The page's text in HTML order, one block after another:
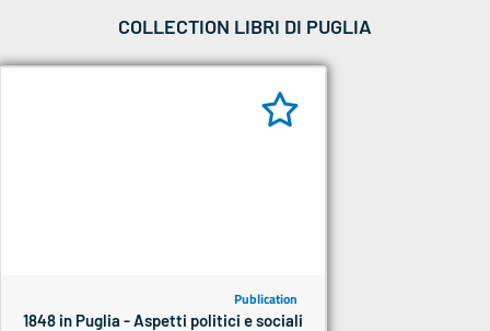
COLLECTION LIBRI DI PUGLIA
Publication
1848 in Puglia - Aspetti politici e sociali